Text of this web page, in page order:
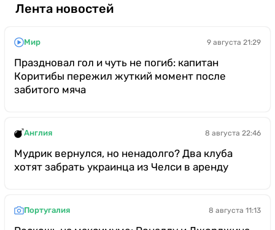
Лента новостей
Мир 9 августа 21:29
Праздновал гол и чуть не погиб: капитан
Коритибы пережил жуткий момент после
забитого мяча
Англия 8 августа 22:46
Мудрик вернулся, но ненадолго? Два клуба
хотят забрать украинца из Челси в аренду
Португалия 8 августа 11:13